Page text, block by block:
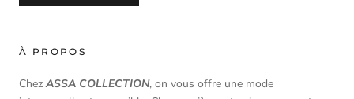
À PROPOS
ChezASSA COLLECTION, on vous offre une mode